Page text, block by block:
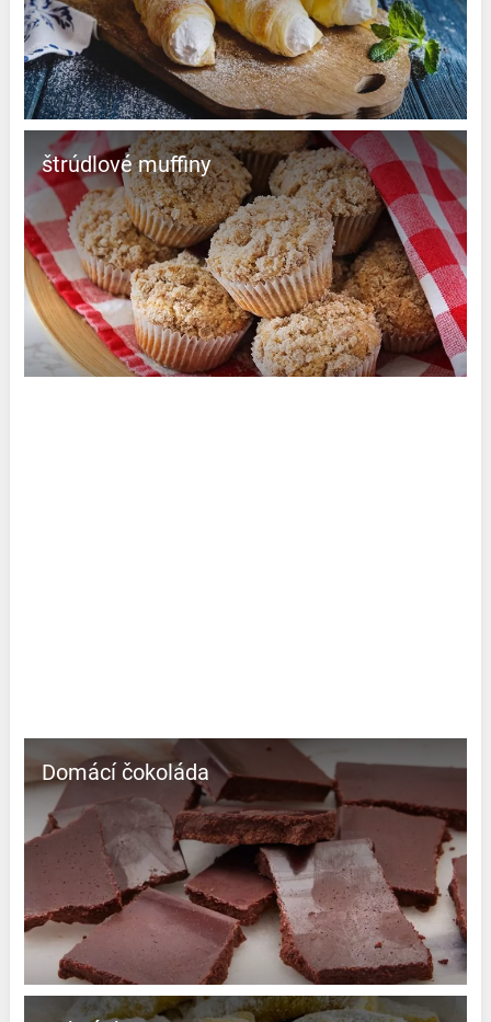
štrúdlové muffiny
Domácí čokoláda